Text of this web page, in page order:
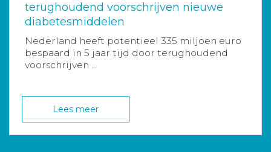
terughoudend voorschrijven nieuwe
diabetesmiddelen
Nederland heeft potentieel 335 miljoen euro
bespaard in 5 jaar tijd door terughoudend
voorschrijven ...
Lees meer